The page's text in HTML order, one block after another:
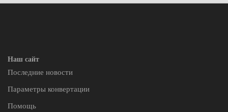
Наш сайт
Последние новости
Параметры конвертации
Помощь